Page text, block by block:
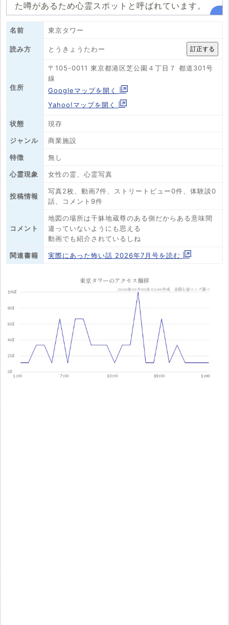
た噂があるため心霊スポットと呼ばれています。
名前 東京タワー
読み方 とうきょうたわー
住所
〒105-0011 東京都港区芝公園４丁目７ 都道301号
線
Googleマップを開く
Yahoo!マップを開く
状態 現存
ジャンル 商業施設
特徴 無し
心霊現象 女性の霊、心霊写真
投稿情報
写真2枚、動画7件、ストリートビュー0件、体験談0
話、コメント9件
コメント
地図の場所は千躰地蔵尊のある側だからある意味間
違っていないようにも思える
動画でも紹介されているしね
関連書籍 実際にあった怖い話 2026年7月号を読む